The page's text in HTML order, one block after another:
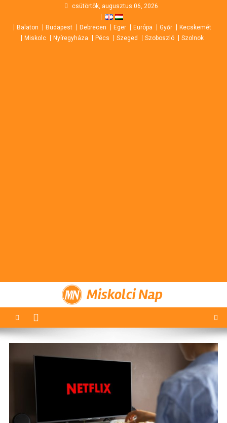
content
csütörtök, augusztus 06, 2026
Balaton Budapest Debrecen Eger Európa Győr
Kecskemét
Miskolc
Nyíregyháza Pécs Szeged Szoboszló Szolnok
Miskolci Nap